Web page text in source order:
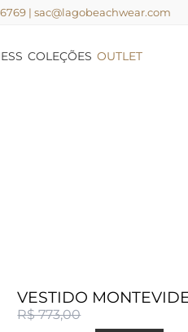
| sac@lagobeachwear.com
COLEÇÕES OUTLET
VESTIDO
R$ 773,00